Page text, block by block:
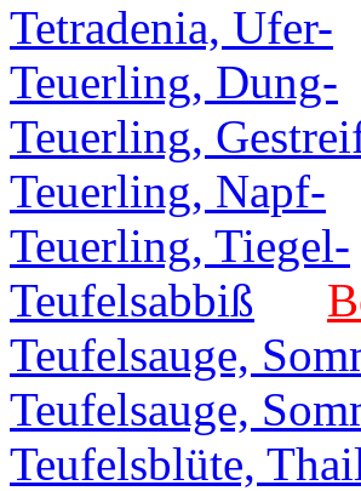
Tetradenia, Ufer-
Teuerling, Dung-
Teuerling,
Teuerling, Napf-
Teuerling, Tiegel-
Teufelsabbiß
Teufelsauge,
Teufelsauge,
Teufelsblüte,